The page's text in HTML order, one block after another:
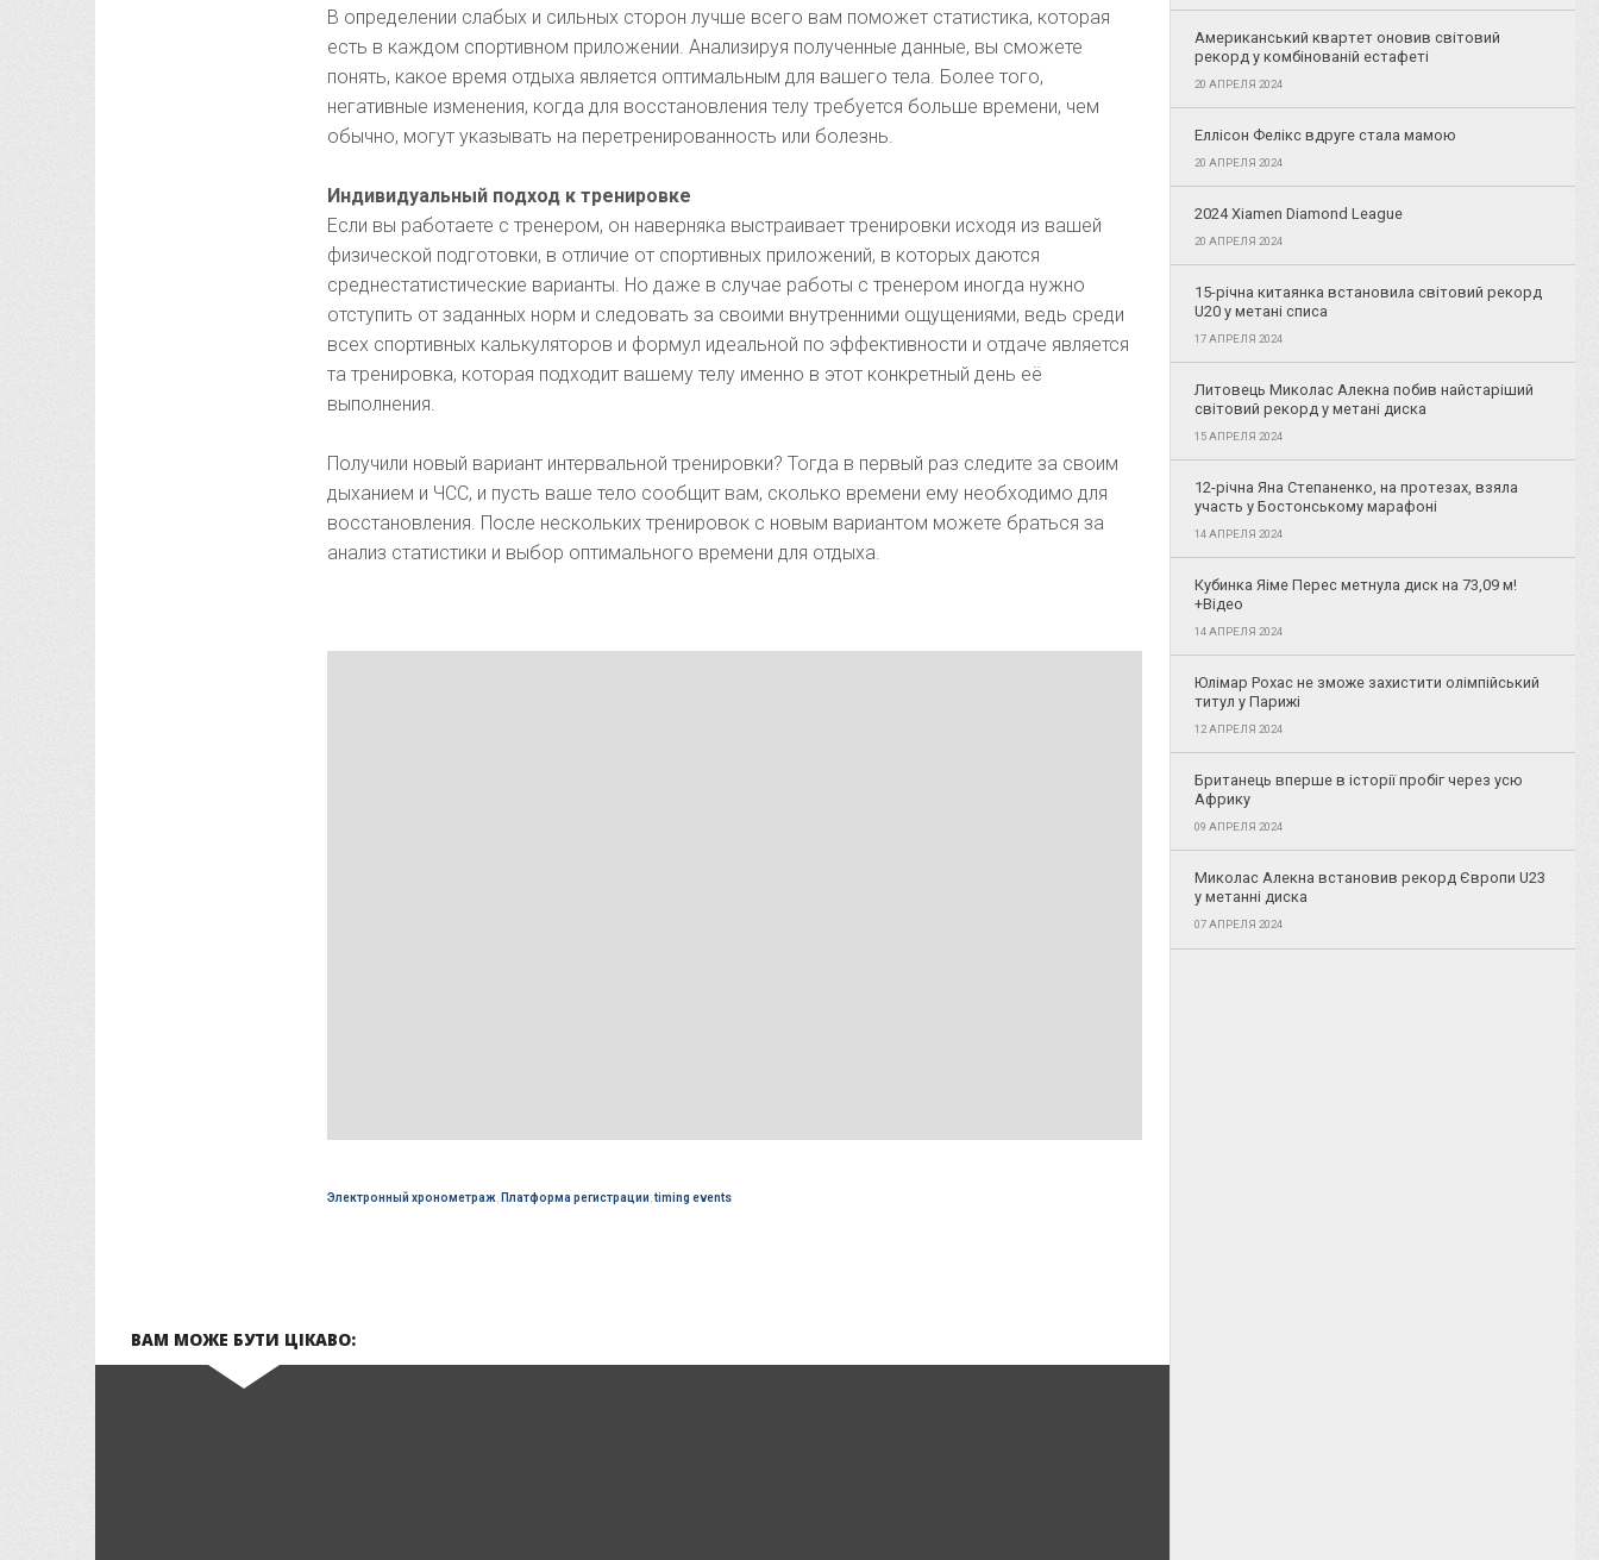
В определении слабых и сильных сторон лучше всего вам поможет статистика, которая
есть в каждом спортивном приложении. Анализируя полученные данные, вы сможете
понять, какое время отдыха является оптимальным для вашего тела. Более того,
негативные изменения, когда для восстановления телу требуется больше времени, чем
обычно, могут указывать на перетренированность или болезнь.
Индивидуальный подход к тренировке
Если вы работаете с тренером, он наверняка выстраивает тренировки исходя из вашей
физической подготовки, в отличие от спортивных приложений, в которых даются
среднестатистические варианты. Но даже в случае работы с тренером иногда нужно
отступить от заданных норм и следовать за своими внутренними ощущениями, ведь среди
всех спортивных калькуляторов и формул идеальной по эффективности и отдаче является
та тренировка, которая подходит вашему телу именно в этот конкретный день её
выполнения.
Получили новый вариант интервальной тренировки? Тогда в первый раз следите за своим
дыханием и ЧСС, и пусть ваше тело сообщит вам, сколько времени ему необходимо для
восстановления. После нескольких тренировок с новым вариантом можете браться за
анализ статистики и выбор оптимального времени для отдыха.
Электронный хронометраж Платформа регистрации ,timing events
ВАМ МОЖЕ БУТИ ЦІКАВО:
Американський квартет оновив світовий
рекорд у комбінованій естафеті
20 АПРЕЛЯ 2024
Еллісон Фелікс вдруге стала мамою
20 АПРЕЛЯ 2024
2024 Xiamen Diamond League
20 АПРЕЛЯ 2024
15-річна китаянка встановила світовий рекорд
U20 у метані списа
17 АПРЕЛЯ 2024
Литовець Миколас Алекна побив найстаріший
світовий рекорд у метані диска
15 АПРЕЛЯ 2024
12-річна Яна Степаненко, на протезах, взяла
участь у Бостонському марафоні
14 АПРЕЛЯ 2024
Кубинка Яіме Перес метнула диск на 73,09 м!
+Відео
14 АПРЕЛЯ 2024
Юлімар Рохас не зможе захистити олімпійський
титул у Парижі
12 АПРЕЛЯ 2024
Британець вперше в історії пробіг через усю
Африку
09 АПРЕЛЯ 2024
Миколас Алекна встановив рекорд Європи U23
у метанні диска
07 АПРЕЛЯ 2024